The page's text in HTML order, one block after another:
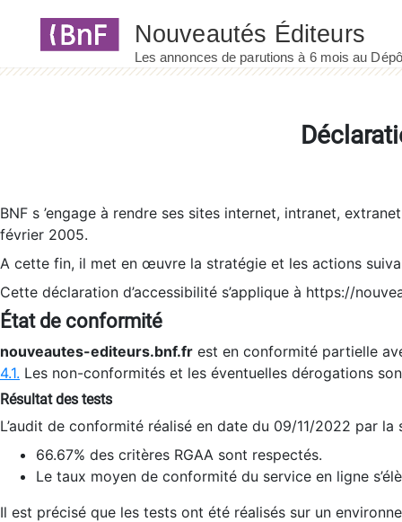
BNF s ’engage à rendre ses sites internet, intranet,
février 2005.
A cette fin, il met en œuvre la stratégie et les actions
Cette déclaration d’accessibilité s’applique à https://
État de conformité
nouveautes-editeurs.bnf.fr est en conformité partielle
4.1. Les non-conformités et les éventuelles dérogations
Résultat des tests
L’audit de conformité réalisé en date du 09/11/2022 par
66.67% des critères RGAA sont respectés.
Le taux moyen de conformité du service en ligne
Il est précisé que les tests ont été réalisés sur un